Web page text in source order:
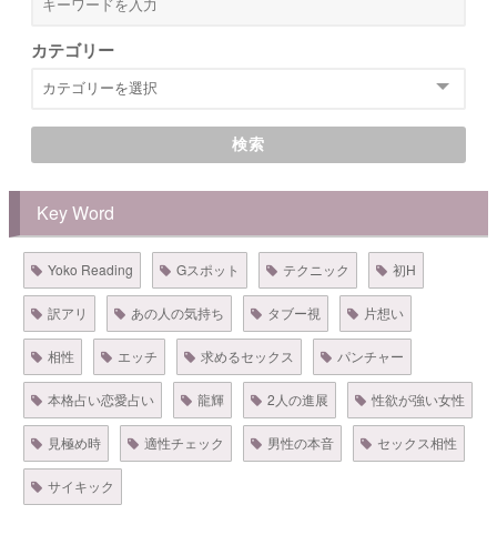
カテゴリー
検索
Key Word
Yoko Reading Gスポット テクニック 初H
訳アリ あの人の気持ち タブー視 片想い
相性 エッチ 求めるセックス パンチャー
本格占い恋愛占い 龍輝 2人の進展 性欲が強い女性
見極め時 適性チェック 男性の本音 セックス相性
サイキック